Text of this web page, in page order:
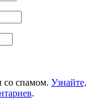
со спамом. Узнайте,
.